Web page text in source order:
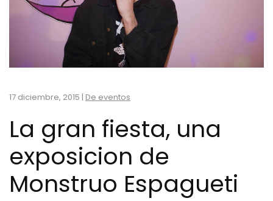
17 diciembre, 2015 | De eventos
La gran fiesta, una
exposicion de
Monstruo Espagueti